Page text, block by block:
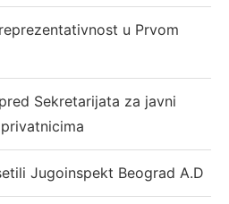
u Prvom
Sekretarijata za javni
Jugoinspekt Beograd A.D